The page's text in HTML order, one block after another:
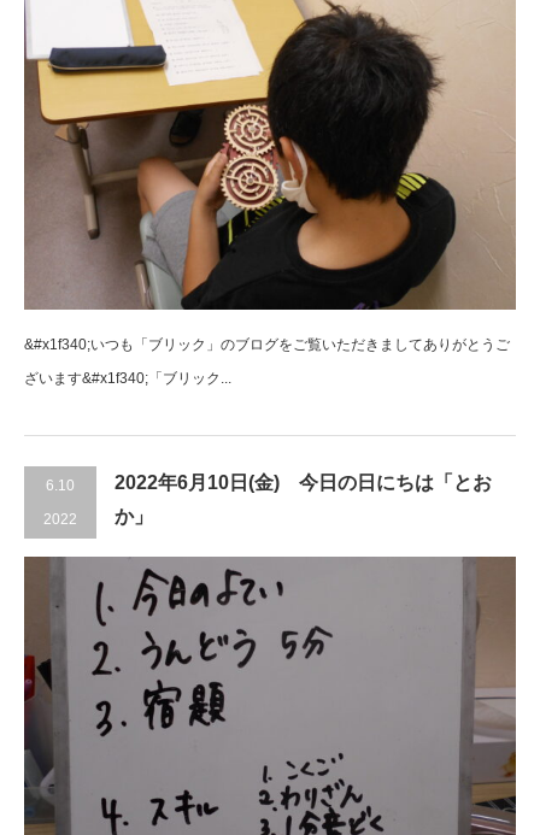
&#x1f340;いつも「ブリック」のブログをご覧いただきましてありがとうご
ざいます&#x1f340;「ブリック...
6.10
2022
2022年6月10日(金) 今日の日にちは「とお
か」